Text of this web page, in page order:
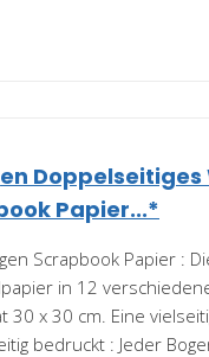
Papier...*
Scrapbook Papier :
in 12
30 x 30 cm. Eine
bedruckt : Jeder